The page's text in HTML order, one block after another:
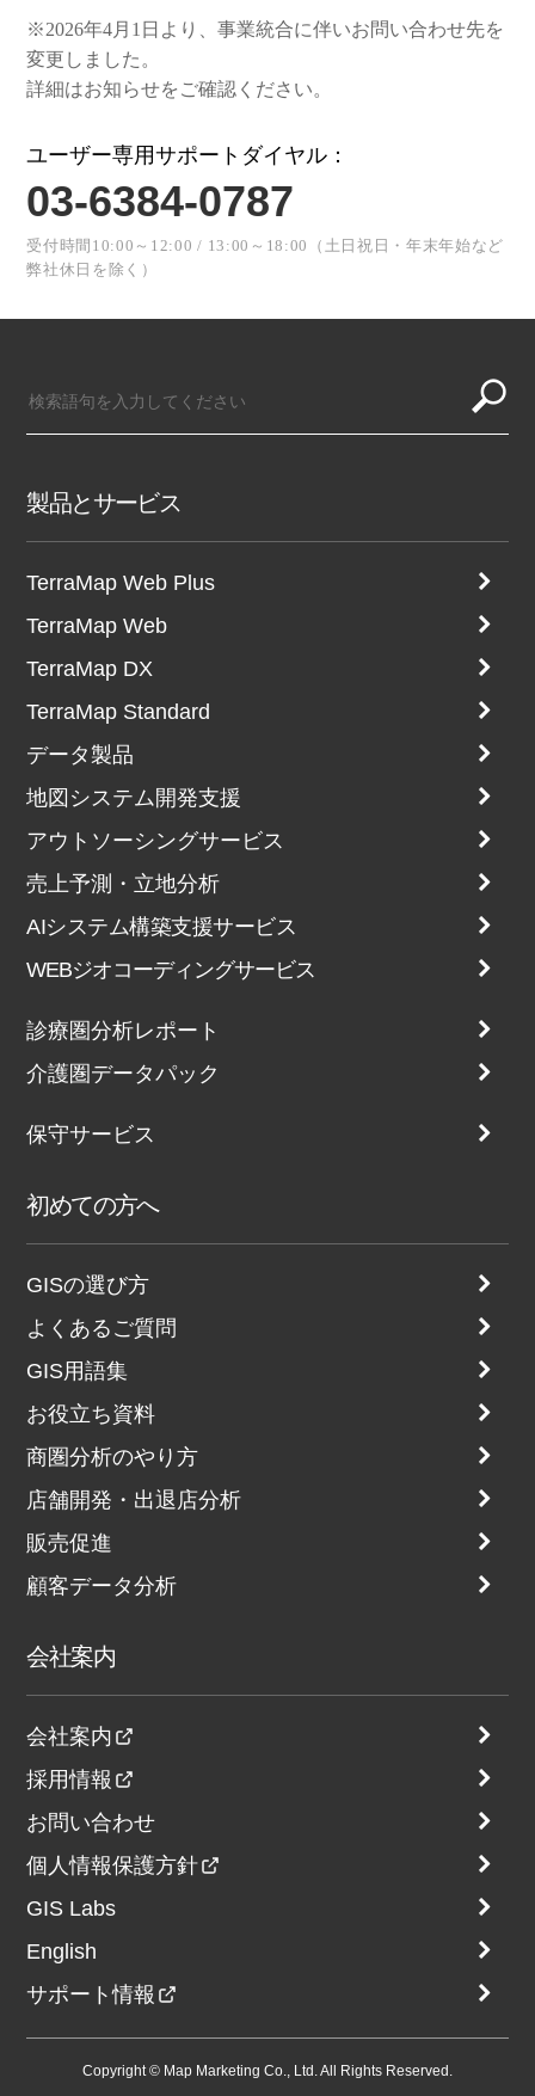
※2026年4月1日より、事業統合に伴いお問い合わせ先を
変更しました。
詳細はお知らせをご確認ください。
ユーザー専用サポートダイヤル：
03-6384-0787
受付時間10:00～12:00 / 13:00～18:00（土日祝日・年末年始など
弊社休日を除く）
製品とサービス
TerraMap Web Plus
TerraMap Web
TerraMap DX
TerraMap Standard
データ製品
地図システム開発支援
アウトソーシングサービス
売上予測・立地分析
AIシステム構築支援サービス
WEBジオコーディングサービス
診療圏分析レポート
介護圏データパック
保守サービス
初めての方へ
GISの選び方
よくあるご質問
GIS用語集
お役立ち資料
商圏分析のやり方
店舗開発・出退店分析
販売促進
顧客データ分析
会社案内
会社案内
採用情報
お問い合わせ
個人情報保護方針
GIS Labs
English
サポート情報
Copyright © Map Marketing Co., Ltd. All Rights Reserved.